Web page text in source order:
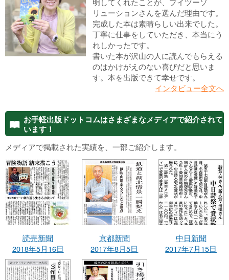
リューションさんを選んだ理由です。
完成した本は素晴らしい出来でした。
丁寧に仕事をしていただき、本当にう
れしかったです。
書いた本が沢山の人に読んでもらえる
のはかけがえのない喜びだと思いま
す。本を出版できて幸せです。
インタビュー全文へ
1 お手軽出版ドットコムはさまざまなメディアで紹介されて
います！
メディアで掲載された実績を、一部ご紹介します。
読売新聞
2018年5月16日
京都新聞
2017年8月5日
中日新聞
2017年7月15日